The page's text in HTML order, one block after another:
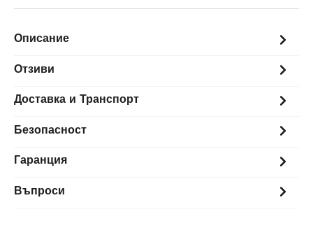
Описание
Отзиви
Доставка и Транспорт
Безопасност
Гаранция
Въпроси